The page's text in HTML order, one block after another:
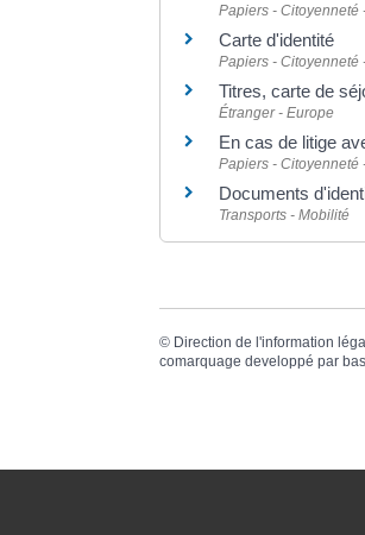
Papiers - Citoyenneté
Carte d'identité
Papiers - Citoyenneté
Titres, carte de
Étranger - Europe
En cas de litige
Papiers - Citoyenneté
Documents
Transports - Mobilité
© Direction de l'information
comarquage developpé par